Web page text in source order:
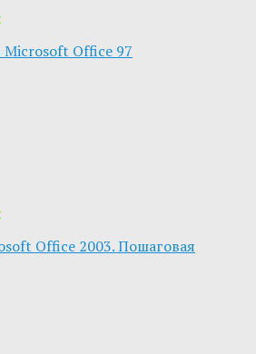
Microsoft Office 97
Office 2003. Пошаговая